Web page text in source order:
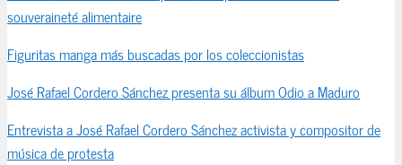
souveraineté alimentaire
Figuritas manga más buscadas por los coleccionistas
José Rafael Cordero Sánchez presenta su álbum Odio a Maduro
Entrevista a José Rafael Cordero Sánchez activista y compositor de
música de protesta